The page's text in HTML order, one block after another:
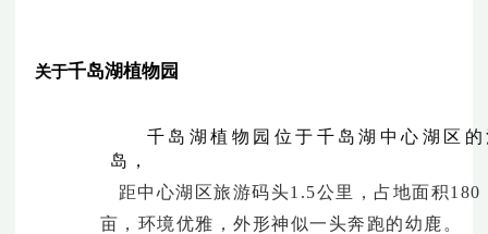
关于千岛湖植物园
千岛湖植物园位于千岛湖中心湖区的
岛，
距中心湖区旅游码头1.5公里，占地面积180
亩，环境优雅，外形神似一头奔跑的幼鹿。